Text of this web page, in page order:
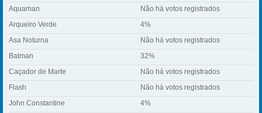
Aquaman
Não há votos registrados
Arqueiro Verde
4%
Asa Noturna
Não há votos registrados
Batman
32%
Caçador de Marte
Não há votos registrados
Flash
Não há votos registrados
John Constantine
4%